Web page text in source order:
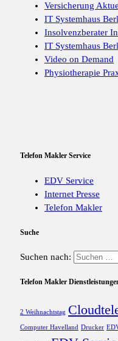
Versicherung
IT Systemhaus
Insolvenzberater
IT Systemhaus
Video on Demand
Physiotherapie
Telefon Makler Service
EDV Service
Internet Presse
Telefon Makler
Suche
Suchen nach:
Telefon Makler
2 Weihnachtstag
Computer Havelland Drucker